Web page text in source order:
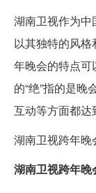
湖南卫视作为
以其独特的风
年晚会的特点可
的“绝”指的是
互动等方面都达
湖南卫视跨年晚
湖南卫视跨年晚